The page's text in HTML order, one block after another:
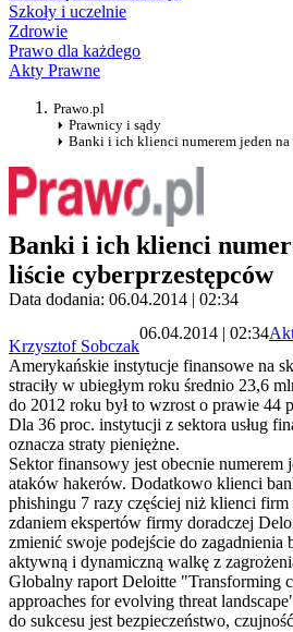
Szkoły i uczelnie
Zdrowie
Prawo dla każdego
Akty Prawne
Prawo.pl
Prawnicy i sądy
Banki i ich klienci numerem jeden
Banki i ich klienci
liście cyberprzestępców
Data dodania: 06.04.2014 | 02:34
Krzysztof Sobczak
06.04.2014 | 02:34
Amerykańskie instytucje finansowe na
straciły w ubiegłym roku średnio 23,6
do 2012 roku był to wzrost o prawie 44
Dla 36 proc. instytucji z sektora usług
oznacza straty pieniężne.
Sektor finansowy jest obecnie numerem
ataków hakerów. Dodatkowo klienci
phishingu 7 razy częściej niż klienci
zdaniem ekspertów firmy doradczej
zmienić swoje podejście do zagadnienia
aktywną i dynamiczną walkę z
Globalny raport Deloitte "Transforming
approaches for evolving threat
do sukcesu jest bezpieczeństwo,